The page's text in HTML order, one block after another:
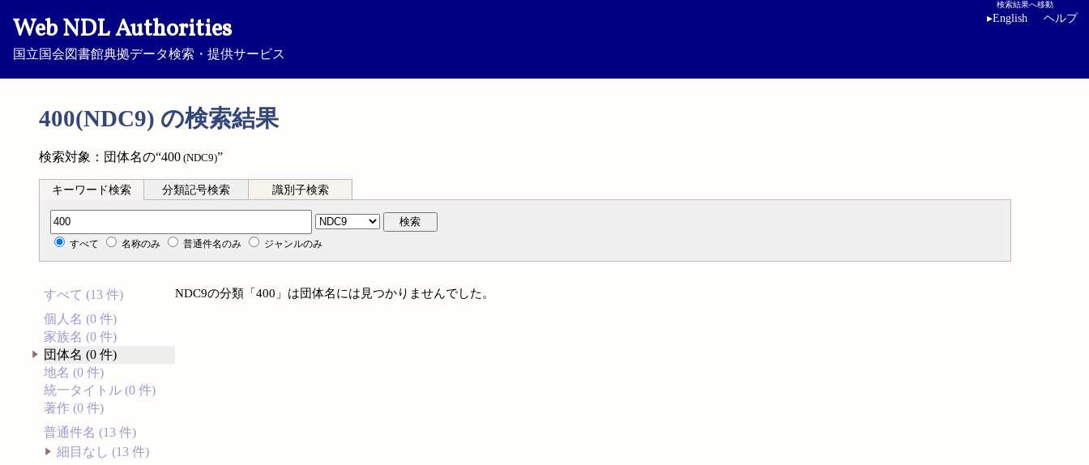
Web NDL Authorities
国立国会図書館典拠データ検索・提供サービス
検索結果へ移動
▸English ヘルプ
400(NDC9) の検索結果
検索対象：団体名の“400 (NDC9)”
キーワード検索 分類記号検索 識別子検索
分類記号検索 検索
すべて 名称のみ 普通件名のみ ジャンルのみ
すべて (13 件)
個人名 (0 件)
家族名 (0 件)
団体名 (0 件)
地名 (0 件)
統一タイトル (0 件)
著作 (0 件)
普通件名 (13 件)
細目なし (13 件)
NDC9の分類「400」は団体名には見つかりませんでした。